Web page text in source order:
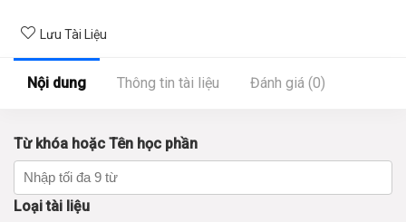
Lưu Tài Liệu
Nội dung Thông tin tài liệu Đánh giá (0)
Từ khóa hoặc Tên học phần
Loại tài liệu